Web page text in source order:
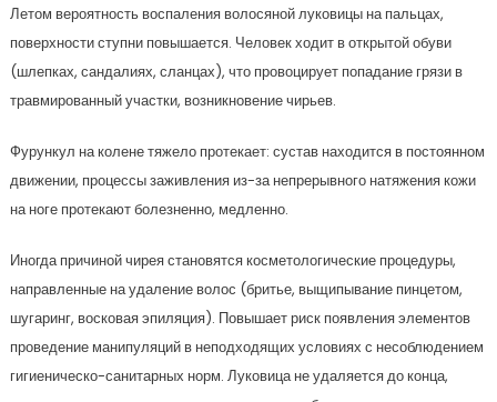
Летом вероятность воспаления волосяной луковицы на пальцах,
поверхности ступни повышается. Человек ходит в открытой обуви
(шлепках, сандалиях, сланцах), что провоцирует попадание грязи в
травмированный участки, возникновение чирьев.
Фурункул на колене тяжело протекает: сустав находится в постоянном
движении, процессы заживления из-за непрерывного натяжения кожи
на ноге протекают болезненно, медленно.
Иногда причиной чирея становятся косметологические процедуры,
направленные на удаление волос (бритье, выщипывание пинцетом,
шугаринг, восковая эпиляция). Повышает риск появления элементов
проведение манипуляций в неподходящих условиях с несоблюдением
гигиеническо-санитарных норм. Луковица не удаляется до конца,